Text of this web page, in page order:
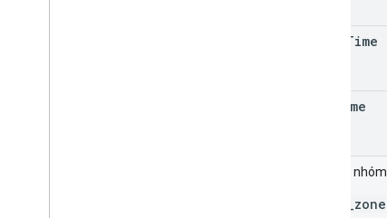
Time
Time
Trường nhóm
_time_zone